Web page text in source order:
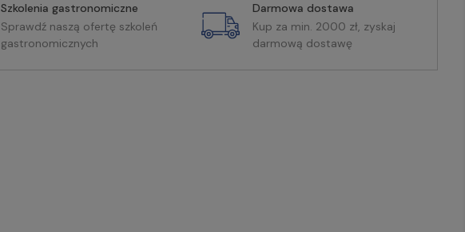
Szkolenia gastronomiczne
Sprawdź naszą ofertę szkoleń
gastronomicznych
Darmowa dostawa
Kup za min. 2000 zł, zyskaj
darmową dostawę